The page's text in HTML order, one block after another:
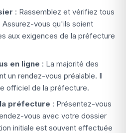
: Rassemblez et vérifiez tous
vous qu'ils soient
aux exigences de la préfecture
en ligne : La majorité des
un rendez-vous préalable. Il
officiel de la préfecture.
préfecture : Présentez-vous
vous avec votre dossier
initiale est souvent effectuée